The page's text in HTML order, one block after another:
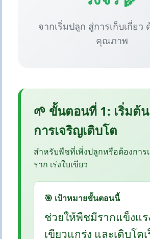
จากเริ่มปลูก สู่การเก็บเกี่ยว
คุณภาพ
🌱 ขั้นตอนที่ 1: เริ่มต้น
การเจริญเติบโต
สำหรับพืชที่เพิ่งปลูกหรือต้องการเ
ราก เร่งใบเขียว
🎯 เป้าหมายขั้นตอนนี้
ช่วยให้พืชมีรากแข็งแร
เขียวแกร่ง และเติบโต